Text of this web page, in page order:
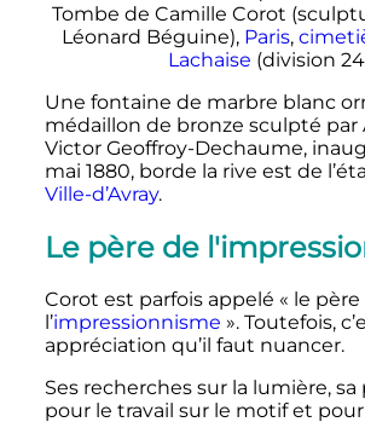
Tombe de Camille Corot
Léonard Béguine), Paris,
Lachaise (division
Une fontaine de marbre blanc
médaillon de bronze sculpté par
Victor Geoffroy-Dechaume,
mai 1880, borde la rive est de
Ville-d’Avray.
Le père de
Corot est parfois appelé « le père
l’impressionnisme ». Toutefois,
appréciation qu’il faut nuancer.
Ses recherches sur la lumière,
pour le travail sur le motif et